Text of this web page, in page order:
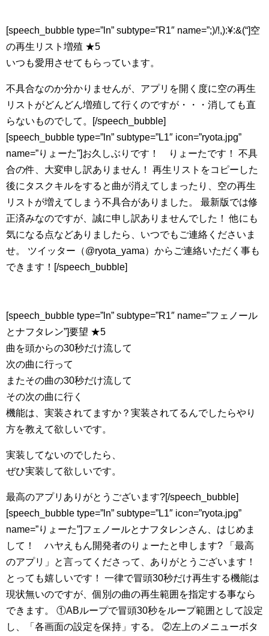
[speech_bubble type=”ln” subtype=”R1″ name=”;)/!,):¥:&(“]空
の再生リスト増殖 ★5
いつも愛用させてもらっています。
不具合なのか分かりませんが、アプリを開く度に空の再生
リストがどんどん増殖して行くのですが・・・消しても直
らないものでして。[/speech_bubble]
[speech_bubble type=”ln” subtype=”L1″ icon=”ryota.jpg”
name=”りょーた”]お久しぶりです！ りょーたです！ 不具
合の件、大変申し訳ありません！ 再生リストをコピーした
後にタスクキルをすると曲が消えてしまったり、空の再生
リストが増えてしまう不具合がありました。 最新版では修
正済みなのですが、誠に申し訳ありませんでした！ 他にも
気になる点などありましたら、いつでもご連絡くださいま
せ。 ツイッター（@ryota_yama）からご連絡いただく事も
できます！[/speech_bubble]
[speech_bubble type=”ln” subtype=”R1″ name=”フェノール
とナフタレン”]要望 ★5
曲を頭からの30秒だけ流して
次の曲に行って
またその曲の30秒だけ流して
その次の曲に行く
機能は、実装されてますか？実装されてるんでしたらやり
方を教えて欲しいです。
実装してないのでしたら、
ぜひ実装して欲しいです。
最高のアプリありがとうございます?[/speech_bubble]
[speech_bubble type=”ln” subtype=”L1″ icon=”ryota.jpg”
name=”りょーた”]フェノールとナフタレンさん、はじめま
して！ ハヤえもん開発者のりょーたと申します? 「最高
のアプリ」と言ってくださって、ありがとうございます！
とっても嬉しいです！ 一律で冒頭30秒だけ再生する機能は
現状無いのですが、個別の曲の再生範囲を指定する事なら
できます。 ①ABループで冒頭30秒をループ範囲として設定
し、「各画面の設定を保持」する。 ②左上のメニューボタ